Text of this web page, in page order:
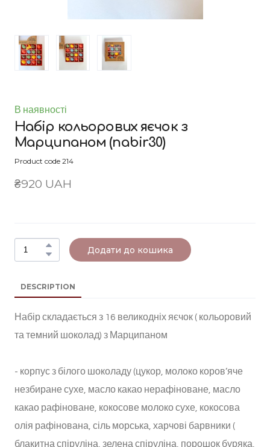
В наявності
Набір кольорових яєчок з
Марципаном (nabir30)
Product code 214
₴920 UAH
Додати до кошика
DESCRIPTION
Набір складається з 16 великодніх яєчок ( кольоровий
та темний шоколад) з Марципаном
- корпус з білого шоколаду (цукор, молоко коров’яче
незбиране сухе, масло какао нерафіноване, масло
какао рафіноване, кокосове молоко сухе, кокосова
олія рафінована, сіль морська, харчові барвники (
блакитна спіруліна, зелена спіруліна, порошок буряка,